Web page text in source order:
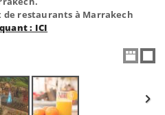
de restaurants à Marrakech
: ICI